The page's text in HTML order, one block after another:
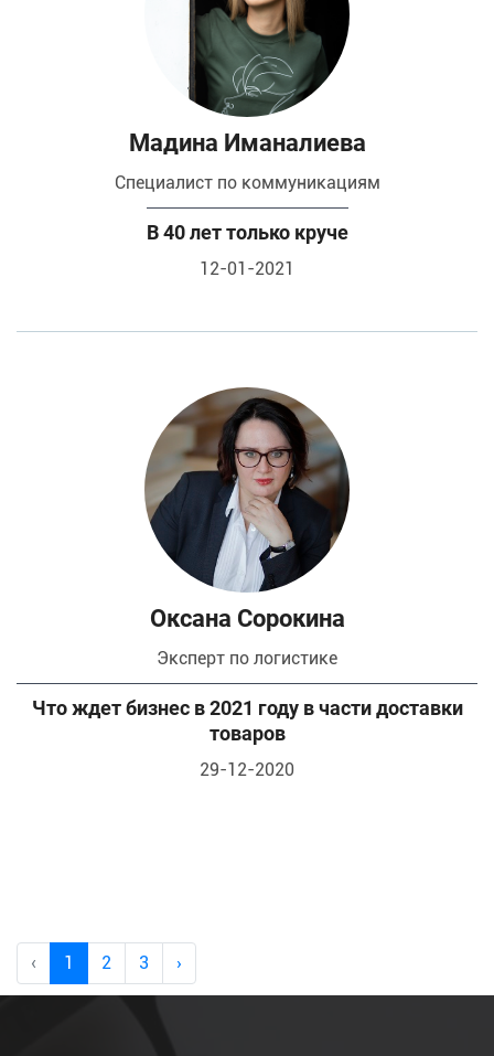
Мадина Иманалиева
специалист по коммуникациям
В 40 лет только круче
12-01-2021
Оксана Сорокина
эксперт по логистике
Что ждет бизнес в 2021 году в части доставки
товаров
29-12-2020
‹ 1 2 3 ›